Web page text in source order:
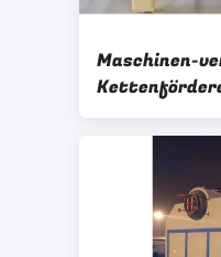
Maschinen-
19r/min AAC